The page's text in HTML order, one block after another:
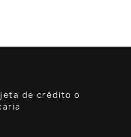
de crédito o